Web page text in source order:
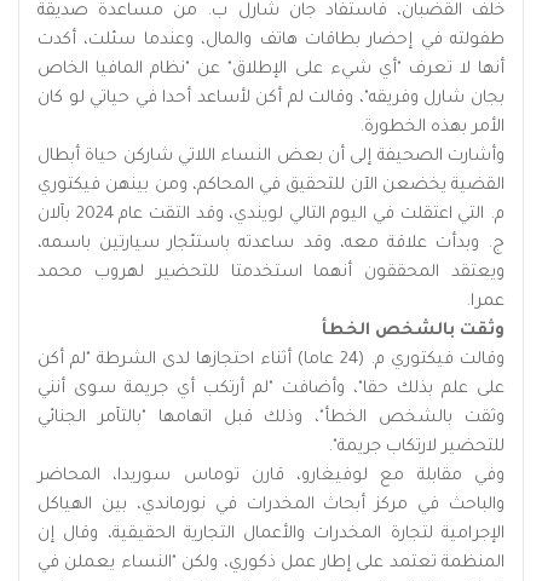
خلف القضبان، فاستفاد جان شارل ب. من مساعدة صديقة
طفولته في إحضار بطاقات هاتف والمال، وعندما سئلت، أكدت
أنها لا تعرف "أي شيء على الإطلاق" عن "نظام المافيا الخاص
بجان شارل وفريقه"، وقالت لم أكن لأساعد أحدا في حياتي لو كان
الأمر بهذه الخطورة.
وأشارت الصحيفة إلى أن بعض النساء اللاتي شاركن حياة أبطال
القضية يخضعن الآن للتحقيق في المحاكم، ومن بينهن فيكتوري
م. التي اعتقلت في اليوم التالي لويندي، وقد التقت عام 2024 بآلان
ج. وبدأت علاقة معه، وقد ساعدته باستئجار سيارتين باسمه،
ويعتقد المحققون أنهما استخدمتا للتحضير لهروب محمد
عمرا.
وثقت بالشخص الخطأ
وقالت فيكتوري م. (24 عاما) أثناء احتجازها لدى الشرطة "لم أكن
على علم بذلك حقا"، وأضافت "لم أرتكب أي جريمة سوى أنني
وثقت بالشخص الخطأ"، وذلك قبل اتهامها "بالتآمر الجنائي
للتحضير لارتكاب جريمة".
وفي مقابلة مع لوفيغارو، قارن توماس سوريدا، المحاضر
والباحث في مركز أبحاث المخدرات في نورماندي، بين الهياكل
الإجرامية لتجارة المخدرات والأعمال التجارية الحقيقية، وقال إن
المنظمة تعتمد على إطار عمل ذكوري، ولكن "النساء يعملن في